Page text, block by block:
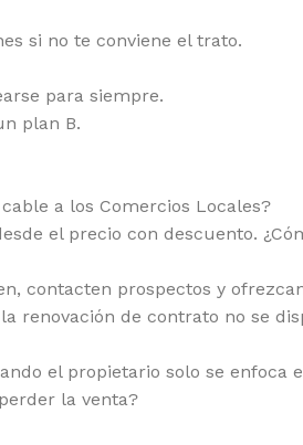
si no te conviene el trato.
para siempre.
plan B.
a los Comercios Locales?
el precio con descuento.
contacten prospectos y
renovación de contrato no se
el propietario solo se enfoca
la venta?